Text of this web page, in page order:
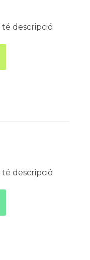
descripció
descripció